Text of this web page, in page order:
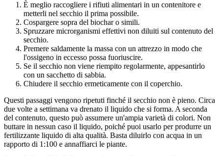
È meglio raccogliere i rifiuti alimentari in un contenitore e
metterli nel secchio il prima possibile.
Cospargere sopra del biochar o simili.
Spruzzare microrganismi effettivi non diluiti sul contenuto del
secchio.
Premere saldamente la massa con un attrezzo in modo che
l'ossigeno in eccesso possa fuoriuscire.
Se il secchio non viene riempito regolarmente, appesantirlo
con un sacchetto di sabbia.
Chiudere il secchio ermeticamente con il coperchio.
Questi passaggi vengono ripetuti finché il secchio non è pieno. Circa
due volte a settimana va drenato il liquido che si forma. A seconda
del contenuto, questo può assumere un'ampia varietà di colori. Non
buttare in nessun caso il liquido, poiché puoi usarlo per produrre un
fertilizzante liquido di alta qualità. Basta diluirlo con acqua in un
rapporto di 1:100 e annaffiarci le piante.